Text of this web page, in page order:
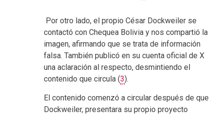
Por otro lado, el propio César Dockweiler se
contactó con Chequea Bolivia y nos compartió la
imagen, afirmando que se trata de información
falsa. También publicó en su cuenta oficial de X
una aclaración al respecto, desmintiendo el
contenido que circula (3).
El contenido comenzó a circular después de que
Dockweiler, presentara su propio proyecto